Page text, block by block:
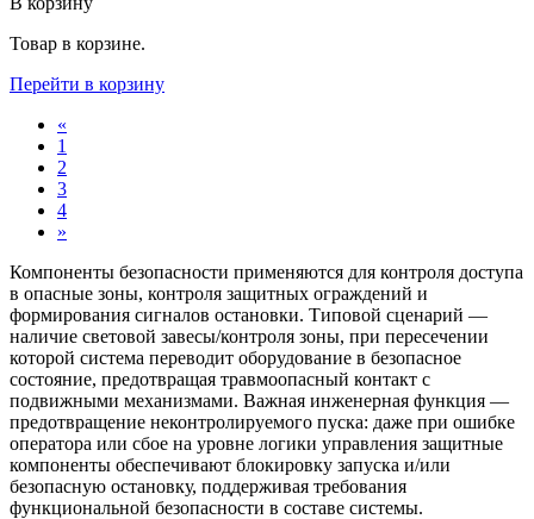
Товар в корзине.
Перейти в корзину
«
1
2
3
4
»
Компоненты безопасности применяются для контроля доступа
в опасные зоны, контроля защитных ограждений и
формирования сигналов остановки. Типовой сценарий —
наличие световой завесы/контроля зоны, при пересечении
которой система переводит оборудование в безопасное
состояние, предотвращая травмоопасный контакт с
подвижными механизмами. Важная инженерная функция —
предотвращение неконтролируемого пуска: даже при ошибке
оператора или сбое на уровне логики управления защитные
компоненты обеспечивают блокировку запуска и/или
безопасную остановку, поддерживая требования
функциональной безопасности в составе системы.